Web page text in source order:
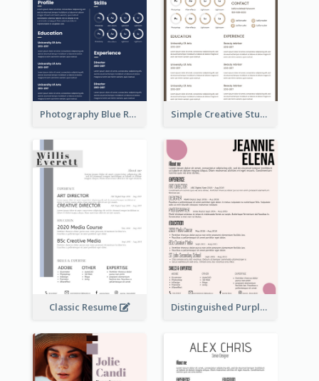
Photography Blue Resume Simple Creative Student Resume
Classic Resume Distinguished Purple Modern Resume